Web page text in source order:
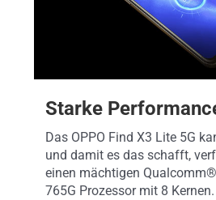
Starke
Das OPPO Find X3 Lite 5G
und damit es das schafft,
einen mächtigen
765G Prozessor mit 8